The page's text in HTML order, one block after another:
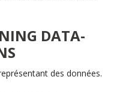
DATA-
des données.